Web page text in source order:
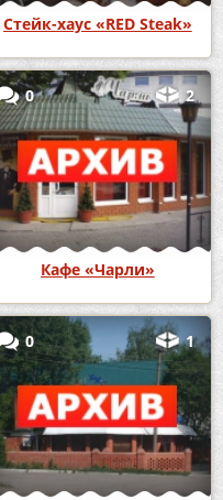
Стейк-хаус «RED Steak»
0 2
Кафе «Чарли»
0 1